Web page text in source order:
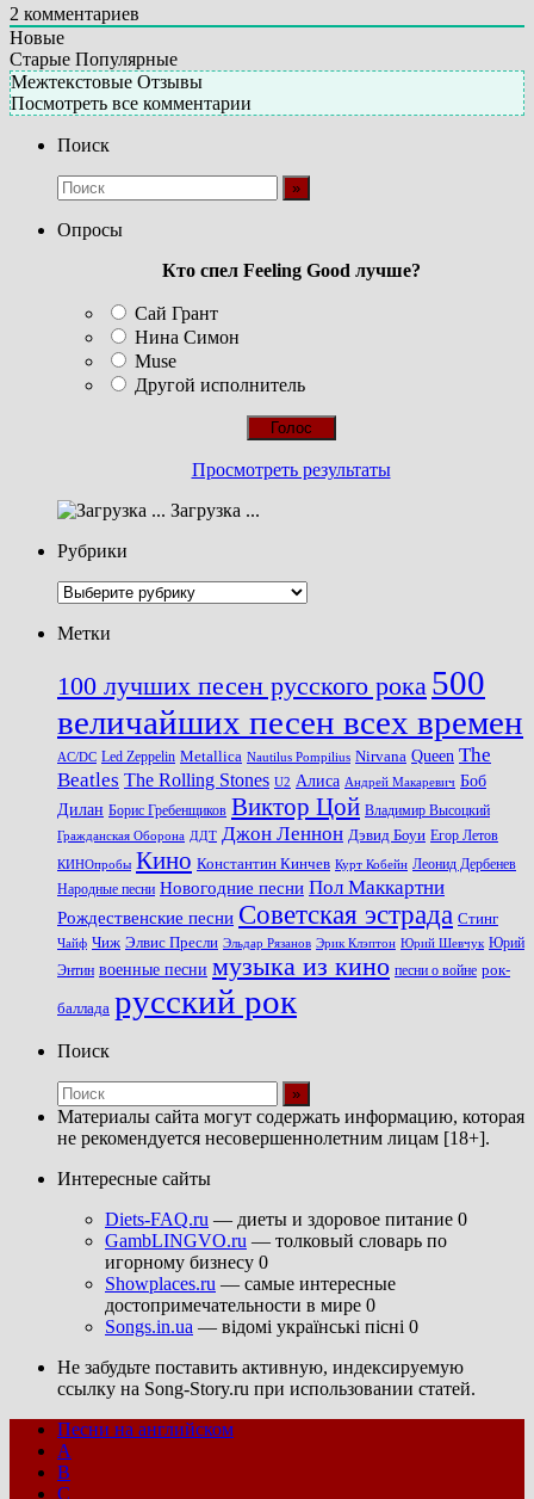
2 комментариев
Новые
Старые Популярные
Межтекстовые Отзывы
Посмотреть все комментарии
Поиск
Опросы
Кто спел Feeling Good лучше?
Сай Грант
Нина Симон
Muse
Другой исполнитель
Просмотреть результаты
Загрузка ...
Рубрики
Рубрики
Метки
100 лучших песен русского рока 500
величайших песен всех времен
AC/DC Led Zeppelin Metallica Nautilus Pompilius Nirvana Queen The
Beatles The Rolling Stones U2 Алиса Андрей Макаревич Боб
Дилан Борис Гребенщиков Виктор Цой Владимир Высоцкий
Гражданская Оборона ДДТ Джон Леннон Дэвид Боуи Егор Летов
КИНОпробы Кино Константин Кинчев Курт Кобейн Леонид Дербенев
Народные песни Новогодние песни Пол Маккартни
Рождественские песни Советская эстрада Стинг
Чайф Чиж Элвис Пресли Эльдар Рязанов Эрик Клэптон Юрий Шевчук Юрий
Энтин военные песни музыка из кино песни о войне рок-
баллада русский рок
Поиск
Материалы сайта могут содержать информацию, которая
не рекомендуется несовершеннолетним лицам [18+].
Интересные сайты
Diets-FAQ.ru — диеты и здоровое питание 0
GambLINGVO.ru — толковый словарь по
игорному бизнесу 0
Showplaces.ru — самые интересные
достопримечательности в мире 0
Songs.in.ua — відомі українські пісні 0
Не забудьте поставить активную, индексируемую
ссылку на Song-Story.ru при использовании статей.
Песни на английском
A
B
C